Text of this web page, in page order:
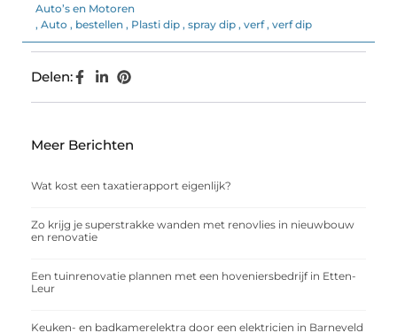
Auto’s en Motoren
, Auto , bestellen , Plasti dip , spray dip , verf, verf dip
Delen:
Meer Berichten
Wat kost een taxatierapport eigenlijk?
Zo krijg je superstrakke wanden met renovlies in nieuwbouw
en renovatie
Een tuinrenovatie plannen met een hoveniersbedrijf in Etten-
Leur
Keuken- en badkamerelektra door een elektricien in Barneveld